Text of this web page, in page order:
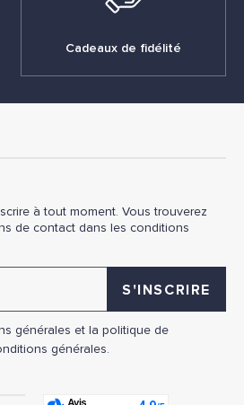
Cadeaux de fidélité
à tout moment. Vous trouverez
de contact dans les conditions
générales et la politique de
générales.